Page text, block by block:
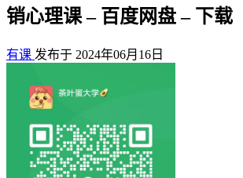
销心理课 – 百度网盘 – 下载
有课 发布于 2024年06月16日